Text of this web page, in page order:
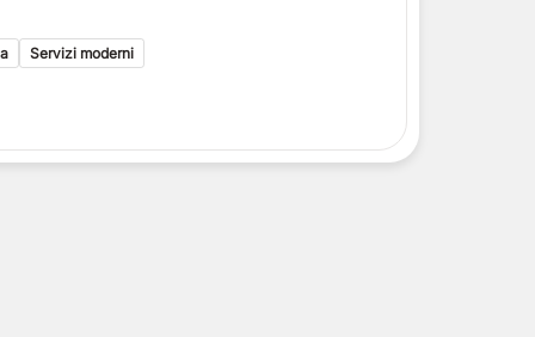
Isole Eolie
Isole Eolie
Servizi moderni